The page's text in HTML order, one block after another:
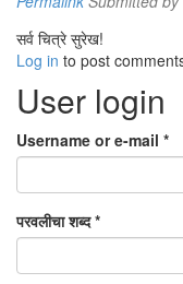
सर्व चित्रे सुरेख!
Log in to post
User login
Username or e-mail *
परवलीचा शब्द*